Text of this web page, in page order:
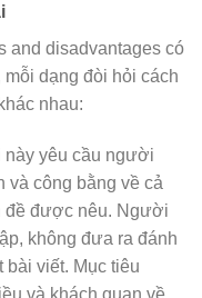
and disadvantages có
dạng đòi hỏi cách
nhau:
này yêu cầu người
và công bằng về cả
đề được nêu. Người
không đưa ra đánh
bài viết. Mục tiêu
và khách quan về